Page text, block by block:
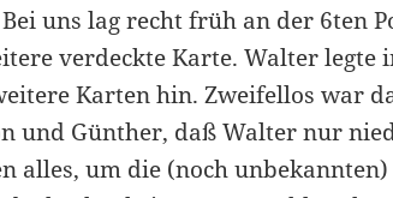
uns lag recht früh an der 6ten
verdeckte Karte. Walter legte
Karten hin. Zweifellos war
und Günther, daß Walter nur
alles, um die (noch